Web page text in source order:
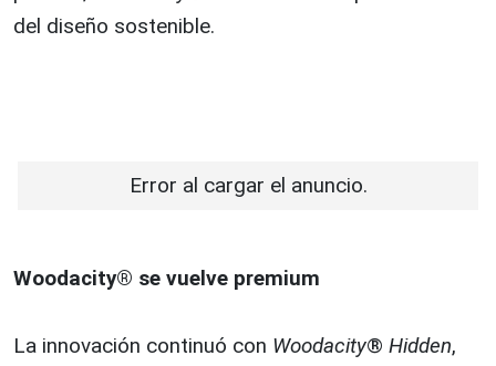
del diseño sostenible.
Error al cargar el anuncio.
Woodacity® se vuelve premium
La innovación continuó con Woodacity® Hidden,